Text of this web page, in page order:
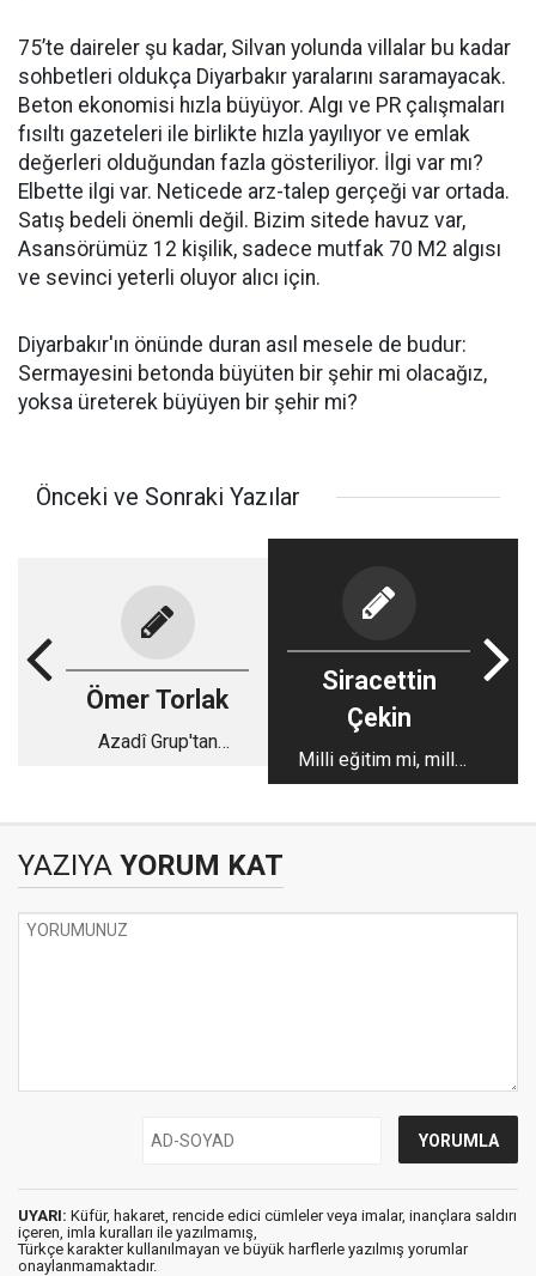
75’te daireler şu kadar, Silvan yolunda villalar bu kadar
sohbetleri oldukça Diyarbakır yaralarını saramayacak.
Beton ekonomisi hızla büyüyor. Algı ve PR çalışmaları
fısıltı gazeteleri ile birlikte hızla yayılıyor ve emlak
değerleri olduğundan fazla gösteriliyor. İlgi var mı?
Elbette ilgi var. Neticede arz-talep gerçeği var ortada.
Satış bedeli önemli değil. Bizim sitede havuz var,
Asansörümüz 12 kişilik, sadece mutfak 70 M2 algısı
ve sevinci yeterli oluyor alıcı için.
Diyarbakır'ın önünde duran asıl mesele de budur:
Sermayesini betonda büyüten bir şehir mi olacağız,
yoksa üreterek büyüyen bir şehir mi?
Önceki ve Sonraki Yazılar
Ömer Torlak
Azadî Grup'tan
Siracettin
Çekin
Milli eğitim mi, milli
şov mu?
YAZIYA YORUM KAT
UYARI: Küfür, hakaret, rencide edici cümleler veya imalar, inançlara saldırı
içeren, imla kuralları ile yazılmamış,
Türkçe karakter kullanılmayan ve büyük harflerle yazılmış yorumlar
onaylanmamaktadır.